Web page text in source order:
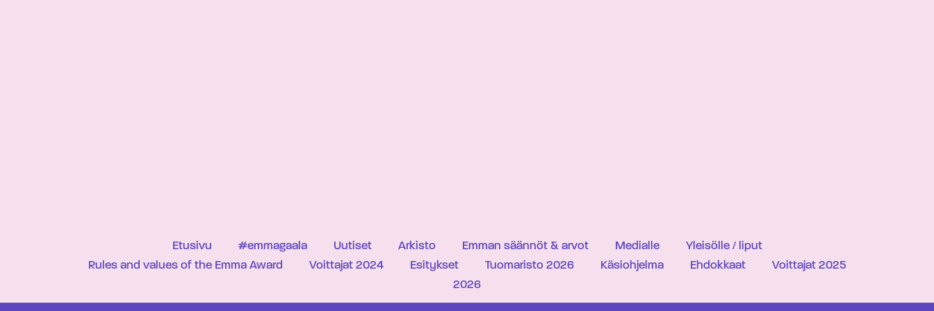
Etusivu #emmagaala Uutiset Arkisto Emman säännöt & arvot Medialle
Yleisölle / liput
Rules and values of the Emma Award
Voittajat 2024 Esitykset Tuomaristo 2026 Käsiohjelma Ehdokkaat
Voittajat 2025
2026